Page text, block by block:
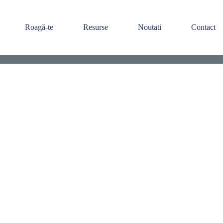
Roagă-te Resurse Noutati Contact